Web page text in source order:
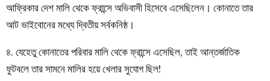
আফ্রিকার দেশ মালি থেকে ফ্রান্সে অভিবাসী হিসেবে এসেছিলেন। কোনাতে তার
আট ভাইবোনের মধ্যে দ্বিতীয় সর্বকনিষ্ঠ।
৪. যেহেতু কোনাতের পরিবার মালি থেকে ফ্রান্সে এসেছিল, তাই আন্তর্জাতিক
ফুটবলে তার সামনে মালির হয়ে খেলার সুযোগ ছিল!